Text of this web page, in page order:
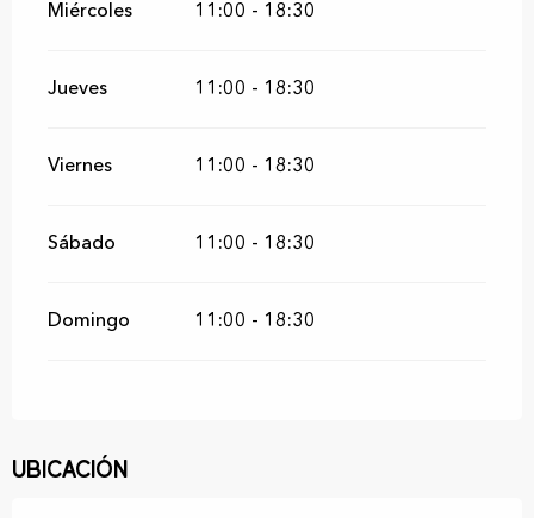
Miércoles 11:00 - 18:30
Jueves 11:00 - 18:30
Viernes 11:00 - 18:30
Sábado 11:00 - 18:30
Domingo 11:00 - 18:30
Ubicación